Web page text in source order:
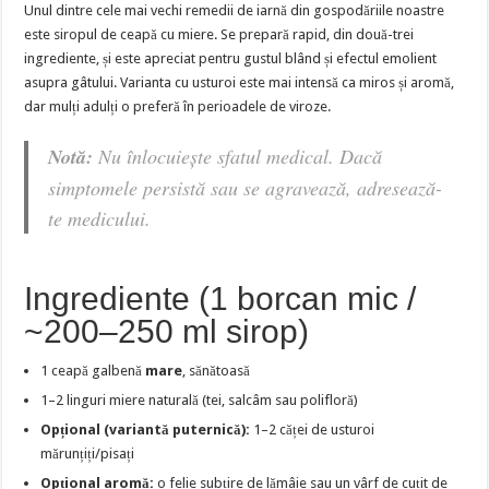
Unul dintre cele mai vechi remedii de iarnă din gospodăriile noastre
este siropul de ceapă cu miere. Se prepară rapid, din două-trei
ingrediente, și este apreciat pentru gustul blând și efectul emolient
asupra gâtului. Varianta cu usturoi este mai intensă ca miros și aromă,
dar mulți adulți o preferă în perioadele de viroze.
Notă: Nu înlocuiește sfatul medical. Dacă
simptomele persistă sau se agravează, adresează-
te medicului.
Ingrediente (1 borcan mic /
~200–250 ml sirop)
1 ceapă galbenă mare, sănătoasă
1–2 linguri miere naturală (tei, salcâm sau polifloră)
Opțional (variantă puternică): 1–2 căței de usturoi
mărunțiți/pisați
Opțional aromă: o felie subțire de lămâie sau un vârf de cuțit de